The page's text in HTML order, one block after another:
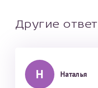
Другие
Н Наталья
налогоплательщика*